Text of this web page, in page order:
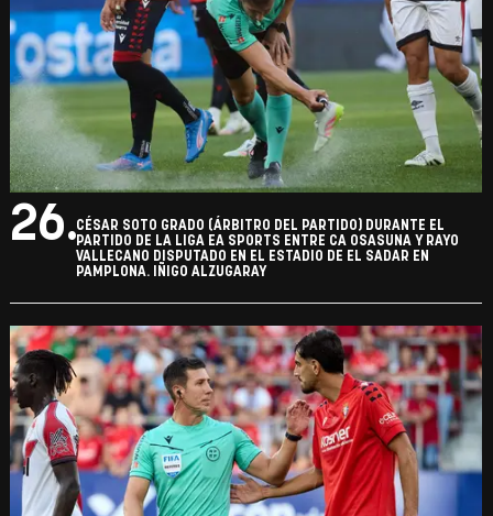
26.CÉSAR SOTO GRADO (ÁRBITRO DEL PARTIDO) DURANTE EL
PARTIDO DE LA LIGA EA SPORTS ENTRE CA OSASUNA Y RAYO
VALLECANO DISPUTADO EN EL ESTADIO DE EL SADAR EN
PAMPLONA. IÑIGO ALZUGARAY